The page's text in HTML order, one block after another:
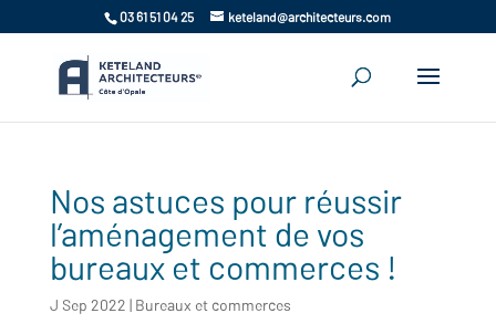
03 61 51 04 25 keteland@architecteurs.com
Nos astuces pour réussir
l’aménagement de vos
bureaux et commerces !
J Sep 2022 | Bureaux et commerces